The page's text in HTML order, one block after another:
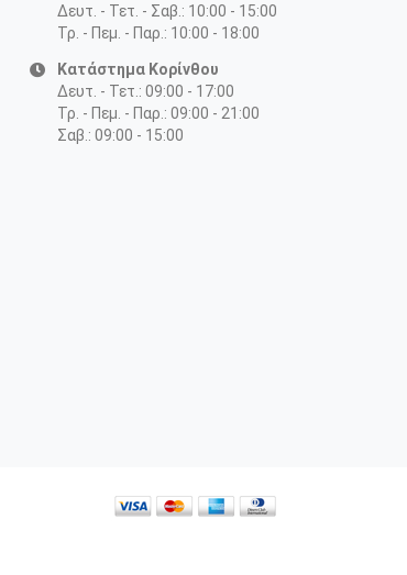
Δευτ. - Τετ. - Σαβ.: 10:00 - 15:00
Τρ. - Πεμ. - Παρ.: 10:00 - 18:00
Κατάστημα Κορίνθου
Δευτ. - Τετ.: 09:00 - 17:00
Τρ. - Πεμ. - Παρ.: 09:00 - 21:00
Σαβ.: 09:00 - 15:00